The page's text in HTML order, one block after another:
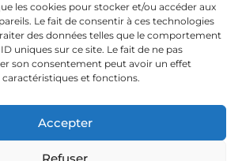
les cookies pour stocker et/ou accéder aux
Le fait de consentir à ces technologies
des données telles que le comportement
uniques sur ce site. Le fait de ne pas
son consentement peut avoir un effet
et fonctions.
Accepter
Refuser
d’une Cuma
NOUS
dans les Cuma
réseau fédératif, avec les Cuma